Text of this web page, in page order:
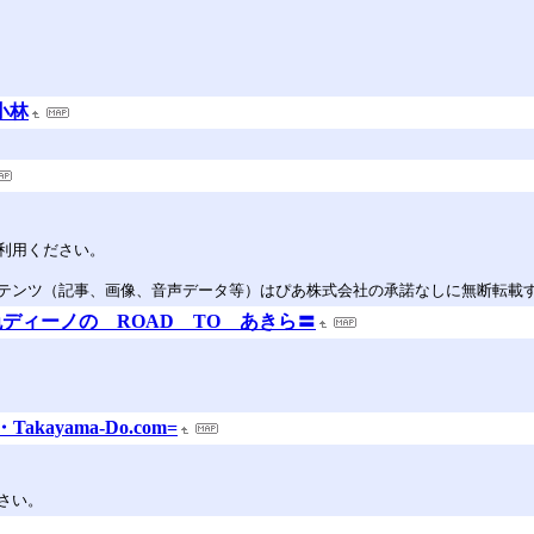
林
ください。
ツ（記事、画像、音声データ等）はぴあ株式会社の承諾なしに無断転載
ディーノの ROAD TO あきら〓
Takayama-Do.com=
い。